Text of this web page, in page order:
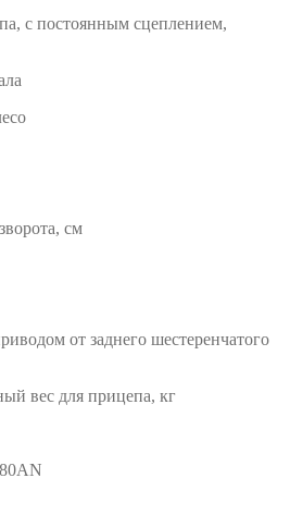
с постоянным сцеплением,
см
от заднего шестеренчатого
вес для прицепа, кг